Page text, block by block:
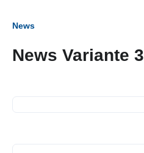
News
News Variante 3